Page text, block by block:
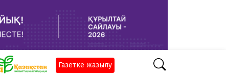
Газетке жазылу